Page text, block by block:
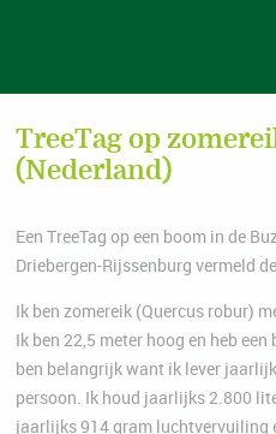
TreeTag op
(Nederland)
Een TreeTag op een boom in de
Driebergen-Rijssenburg vermeld
Ik ben zomereik (Quercus robur)
Ik ben 22,5 meter hoog en heb
ben belangrijk want ik lever
persoon. Ik houd jaarlijks 2.800
jaarlijks 914 gram luchtvervuiling